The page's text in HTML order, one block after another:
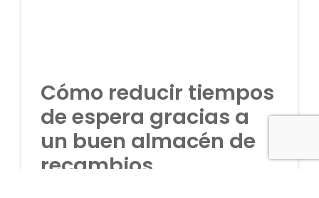
Cómo reducir tiempos
de espera gracias a
un buen almacén de
recambios